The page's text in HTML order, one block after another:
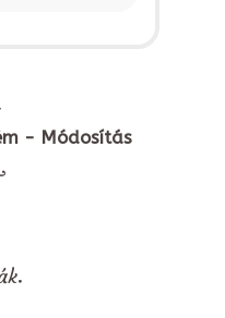
- Módosítás